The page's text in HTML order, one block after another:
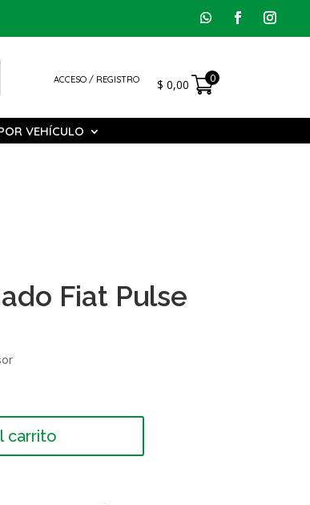
ACCESO / REGISTRO $ 0,00 0
VEHÍCULO
Fiat Pulse
carrito